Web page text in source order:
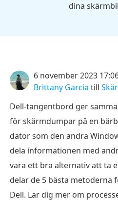
dina
6 november 2023
Brittany Garcia till
Dell-tangentbord ger
för skärmdumpar på en
dator som den andra
dela informationen med
vara ett bra alternativ att ta
delar de 5 bästa metoderna
Dell. Lär dig mer om